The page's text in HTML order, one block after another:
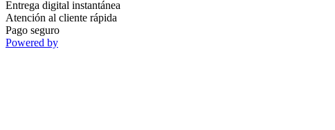
Entrega digital instantánea
Atención al cliente rápida
Pago seguro
Powered by